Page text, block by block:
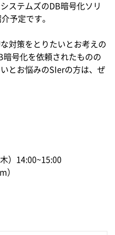
ステムズのDB暗号化ソリ
予定です。
対策をとりたいとお考えの
号化を依頼されたものの
とお悩みのSIerの方は、ぜ
）14:00~15:00
）